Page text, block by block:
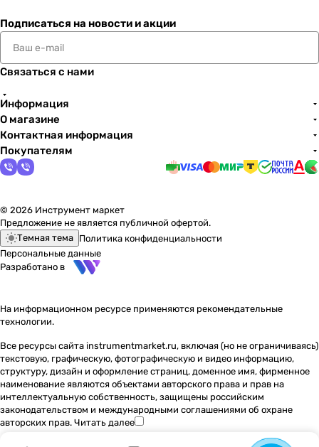
Подписаться на новости и акции
Связаться с нами
Информация
О магазине
Контактная информация
Покупателям
© 2026 Инструмент маркет
Предложение не является публичной офертой.
Темная тема Политика конфиденциальности
Персональные данные
Разработано в
На информационном ресурсе применяются рекомендательные
технологии.
Все ресурсы сайта instrumentmarket.ru, включая (но не ограничиваясь)
текстовую, графическую, фотографическую и видео информацию,
структуру, дизайн и оформление страниц, доменное имя, фирменное
наименование являются объектами авторского права и прав на
интеллектуальную собственность, защищены российским
законодательством и международными соглашениями об охране
авторских прав. Читать далее